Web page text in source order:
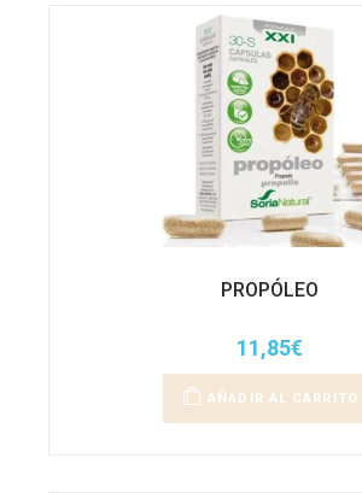
PROPÓLEO
11,85€
AÑADIR AL CARRITO